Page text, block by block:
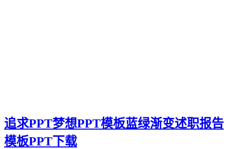
追求PPT梦想PPT模板蓝绿渐变述职报告
模板PPT下载